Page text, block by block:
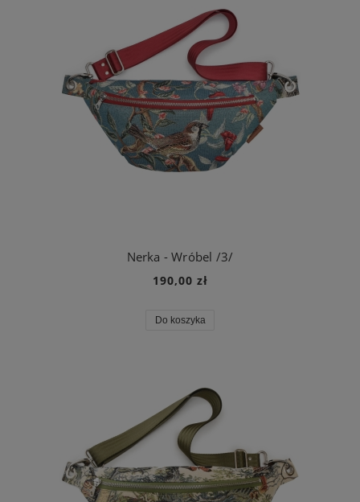
Nerka - Wróbel /3/
190,00 zł
Do koszyka